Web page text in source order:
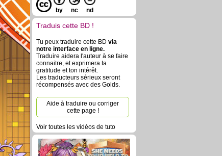
by nc nd
Traduis cette BD !
Tu peux traduire cette BD via
notre interface en ligne.
Traduire aidera l'auteur à se faire
connaitre, et exprimera ta
gratitude et ton intérêt.
Les traducteurs sérieux seront
récompensés avec des Golds.
Aide à traduire ou corriger
cette page !
Voir toutes les vidéos de tuto